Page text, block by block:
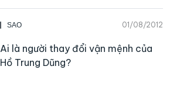
SAO 01/08/2012
Ai là người thay đổi vận mệnh của
Hồ Trung Dũng?